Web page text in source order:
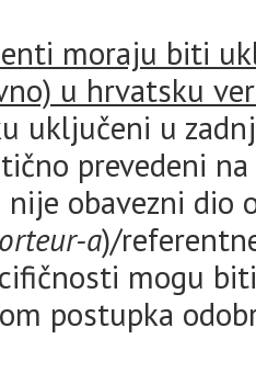
moraju biti
u hrvatsku
uključeni u
prevedeni
nije obavezni
a)/
mogu
postupka